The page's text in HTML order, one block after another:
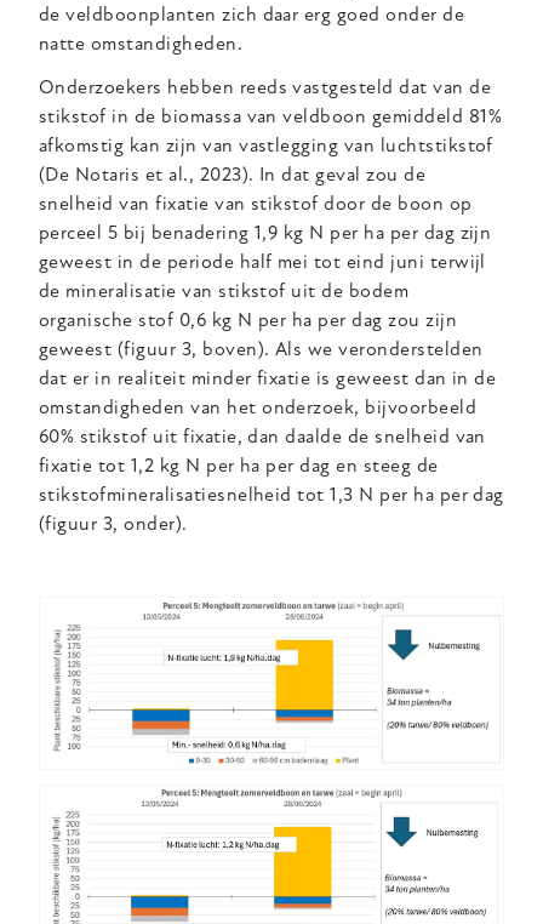
de veldboonplanten zich daar erg goed onder de
natte omstandigheden.
Onderzoekers hebben reeds vastgesteld dat van de
stikstof in de biomassa van veldboon gemiddeld 81%
afkomstig kan zijn van vastlegging van luchtstikstof
(De Notaris et al., 2023). In dat geval zou de
snelheid van fixatie van stikstof door de boon op
perceel 5 bij benadering 1,9 kg N per ha per dag zijn
geweest in de periode half mei tot eind juni terwijl
de mineralisatie van stikstof uit de bodem
organische stof 0,6 kg N per ha per dag zou zijn
geweest (figuur 3, boven). Als we veronderstelden
dat er in realiteit minder fixatie is geweest dan in de
omstandigheden van het onderzoek, bijvoorbeeld
60% stikstof uit fixatie, dan daalde de snelheid van
fixatie tot 1,2 kg N per ha per dag en steeg de
stikstofmineralisatiesnelheid tot 1,3 N per ha per dag
(figuur 3, onder).